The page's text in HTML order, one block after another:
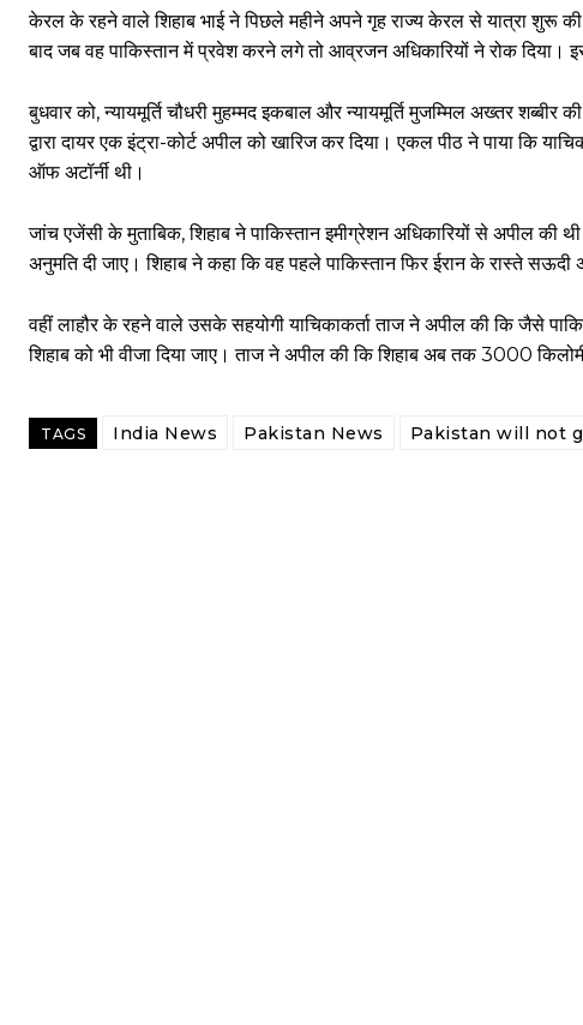
केरल के रहने वाले शिहाब भाई ने पिछले महीने अपने गृह राज्य केरल से यात्रा शुरू
बाद जब वह पाकिस्तान में प्रवेश करने लगे तो आव्रजन अधिकारियों ने रोक दिया।
बुधवार को, न्यायमूर्ति चौधरी मुहम्मद इकबाल और न्यायमूर्ति मुजम्मिल अख्तर
द्वारा दायर एक इंट्रा-कोर्ट अपील को खारिज कर दिया। एकल पीठ ने पाया कि
ऑफ अटॉर्नी थी।
जांच एजेंसी के मुताबिक, शिहाब ने पाकिस्तान इमीग्रेशन अधिकारियों से अपील की
अनुमति दी जाए। शिहाब ने कहा कि वह पहले पाकिस्तान फिर ईरान के रास्ते सऊदी
वहीं लाहौर के रहने वाले उसके सहयोगी याचिकाकर्ता ताज ने अपील की कि जैसे
शिहाब को भी वीजा दिया जाए। ताज ने अपील की कि शिहाब अब तक 3000
TAGS India News Pakistan News Pakistan will not